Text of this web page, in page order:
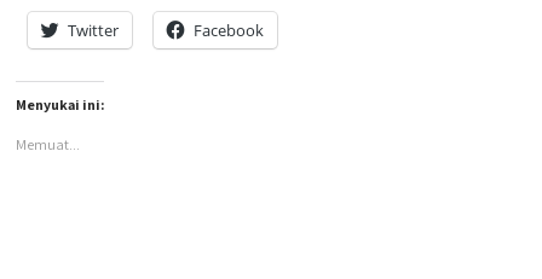
Twitter Facebook
Menyukai ini:
Memuat...